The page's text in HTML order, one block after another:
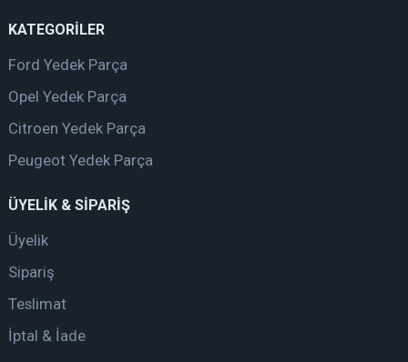
KATEGORİLER
Ford Yedek Parça
Opel Yedek Parça
Citroen Yedek Parça
Peugeot Yedek Parça
ÜYELİK & SİPARİŞ
Üyelik
Sipariş
Teslimat
İptal & İade